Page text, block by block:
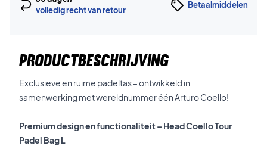
volledig recht van retour
Betaalmiddelen
PRODUCTBESCHRIJVING
Exclusieve en ruime padeltas – ontwikkeld in
samenwerking met wereldnummer één Arturo Coello!
Premium design en functionaliteit – Head Coello Tour
Padel Bag L